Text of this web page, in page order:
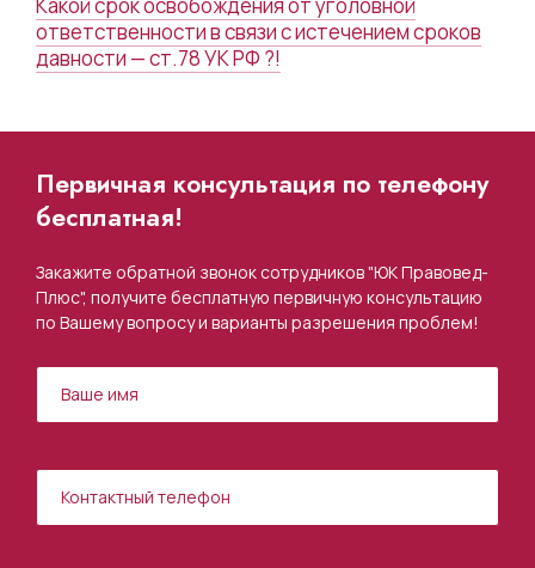
ответственности в связи с истечением сроков
давности — ст.78 УК РФ ?!
Первичная консультация по телефону
бесплатная!
Закажите обратной звонок сотрудников "ЮК Правовед-
Плюс", получите бесплатную первичную консультацию
по Вашему вопросу и варианты разрешения проблем!